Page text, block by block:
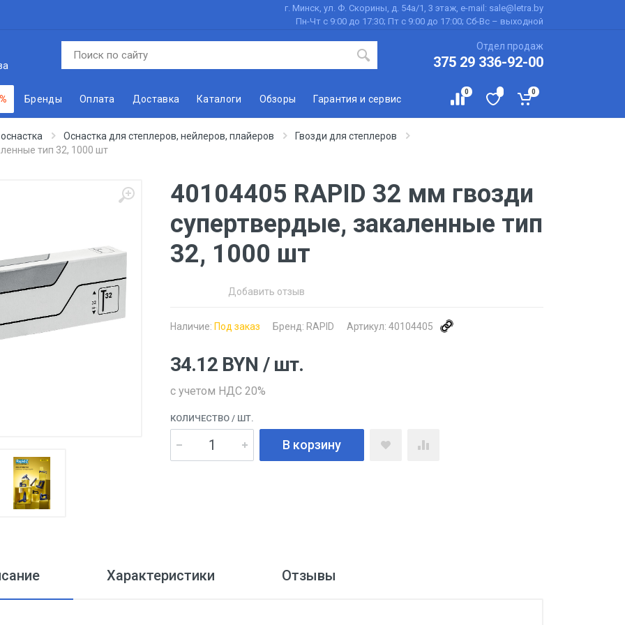
г. Минск, ул. Ф. Скорины, д. 54а/1, 3 этаж, e-mail: sale@letra.by
Пн-Чт с 9:00 до 17:30; Пт с 9:00 до 17:00; Сб-Вс – выходной
Отдел продаж
375 29 336-92-00
Бренды Оплата Доставка Каталоги Обзоры Гарантия и сервис
0 0
Оснастка для степлеров, нейлеров, плайеров
Гвозди для степлеров
тип 32, 1000 шт
40104405 RAPID 32 мм гвозди
супертвердые, закаленные тип
32, 1000 шт
Добавить отзыв
Наличие: Под заказ Бренд: RAPID Артикул: 40104405
34.12 BYN / шт.
с учетом НДС 20%
КОЛИЧЕСТВО / ШТ.
В корзину
Характеристики Отзывы